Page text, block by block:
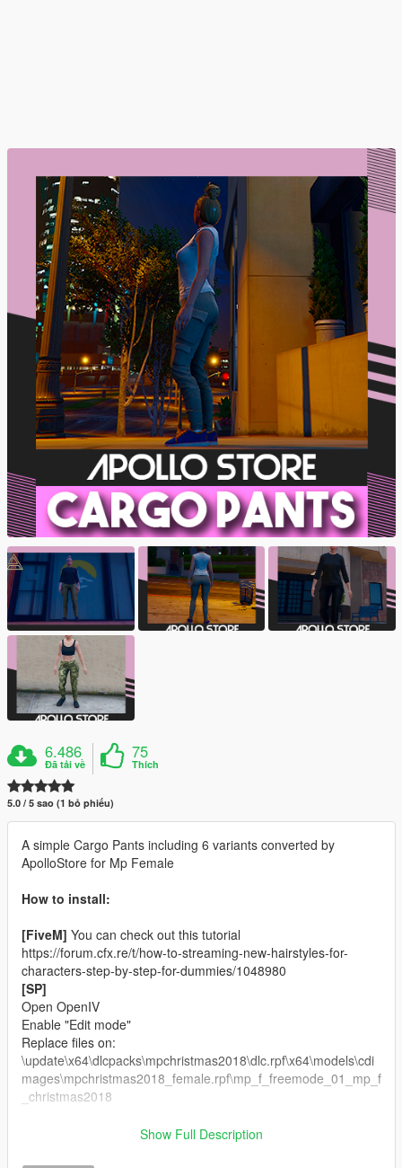
6.486
Đã tải về
75
Thích
5.0 / 5 sao (1 bỏ phiếu)
A simple Cargo Pants including 6 variants converted by
ApolloStore for Mp Female
How to install:
[FiveM] You can check out this tutorial
https://forum.cfx.re/t/how-to-streaming-new-hairstyles-for-
characters-step-by-step-for-dummies/1048980
[SP]
Open OpenIV
Enable "Edit mode"
Replace files on:
\update\x64\dlcpacks\mpchristmas2018\dlc.rpf\x64\models\cdi
mages\mpchristmas2018_female.rpf\mp_f_freemode_01_mp_f
_christmas2018
Show Full Description